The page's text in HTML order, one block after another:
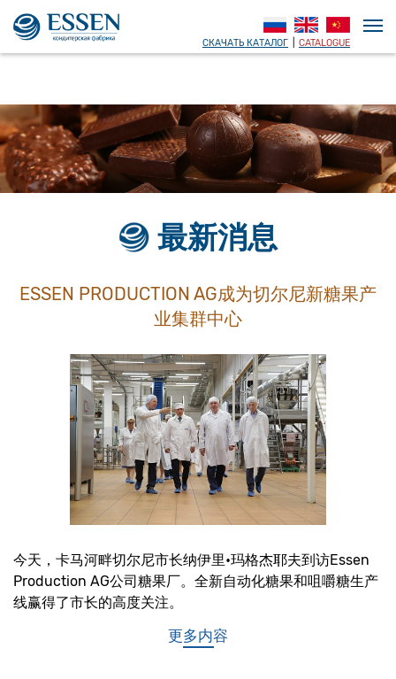
СКАЧАТЬ КАТАЛОГ CATALOGUE
最新消息
ESSEN PRODUCTION AG成为切尔尼新糖果产
业集群中心
今天，卡马河畔切尔尼市长纳伊里•玛格杰耶夫到访Essen
Production AG公司糖果厂。全新自动化糖果和咀嚼糖生产
线赢得了市长的高度关注。
更多内容